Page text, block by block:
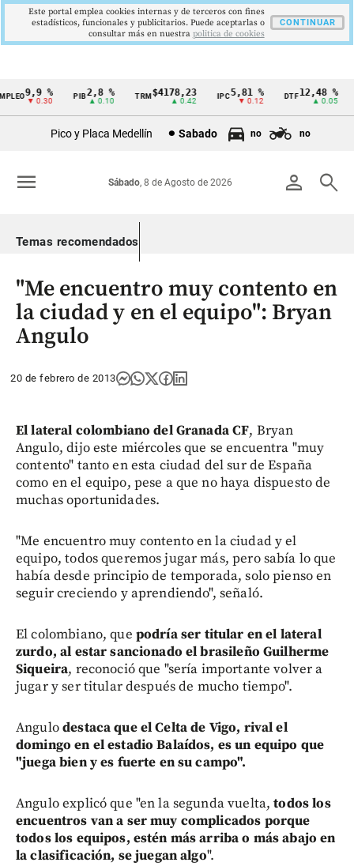
Cintillo
Colombia
9,9 %
▼ 0.30
PIB2,8 %
▲ 0.10
TRM$4178,23
▲ 0.42
IPC5,81 %
▼ 0.12
DTF12,48 %
▲ 0.05
Pico y Placa Medellín Sabado no no
person search
Sábado, 8 de Agosto de 2026
menu
Temas recomendados
"Me encuentro muy contento en
la ciudad y en el equipo": Bryan
Angulo
20 de febrero de 2013
El lateral colombiano del Granada CF, Bryan
Angulo, dijo este miércoles que se encuentra "muy
contento" tanto en esta ciudad del sur de España
como en el equipo, pese a que no haya dispuesto de
muchas oportunidades.
"Me encuentro muy contento en la ciudad y el
equipo, todos queremos jugar más, pero sabía lo que
había desde principio de temporada, solo pienso en
seguir creciendo y aprendiendo", señaló.
El colombiano, que podría ser titular en el lateral
zurdo, al estar sancionado el brasileño Guilherme
Siqueira, reconoció que "sería importante volver a
jugar y ser titular después de mucho tiempo".
Angulodestaca que el Celta de Vigo, rival el
domingo en el estadio Balaídos, es un equipo que
"juega bien y es fuerte en su campo".
Angulo explicó que "en la segunda vuelta, todos los
encuentros van a ser muy complicados porque
todos los equipos, estén más arriba o más abajo en
la clasificación, se juegan algo".
Este portal emplea cookies internas y de terceros con fines
estadísticos, funcionales y publicitarios. Puede aceptarlas o
consultar más en nuestra politica de cookies
CONTINUAR